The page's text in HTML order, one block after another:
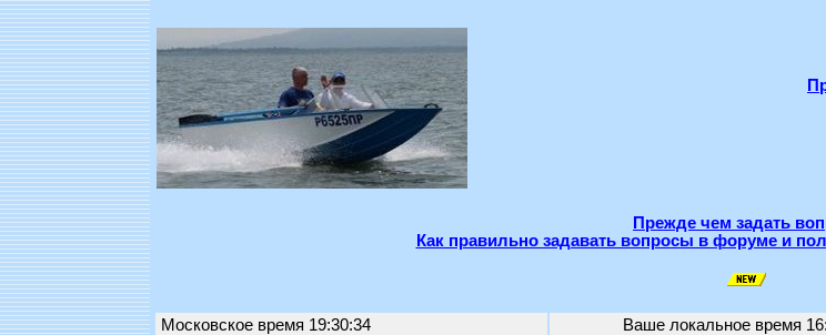
Прежде чем задать
Как правильно задавать вопросы в форуме и
Московское время 19:30:34 Ваше локальное время